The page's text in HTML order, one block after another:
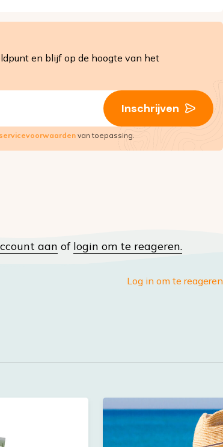
en blijf op de hoogte van het
Inschrijven
servicevoorwaarden van toepassing.
aan of login om te reageren.
Log in om te reageren